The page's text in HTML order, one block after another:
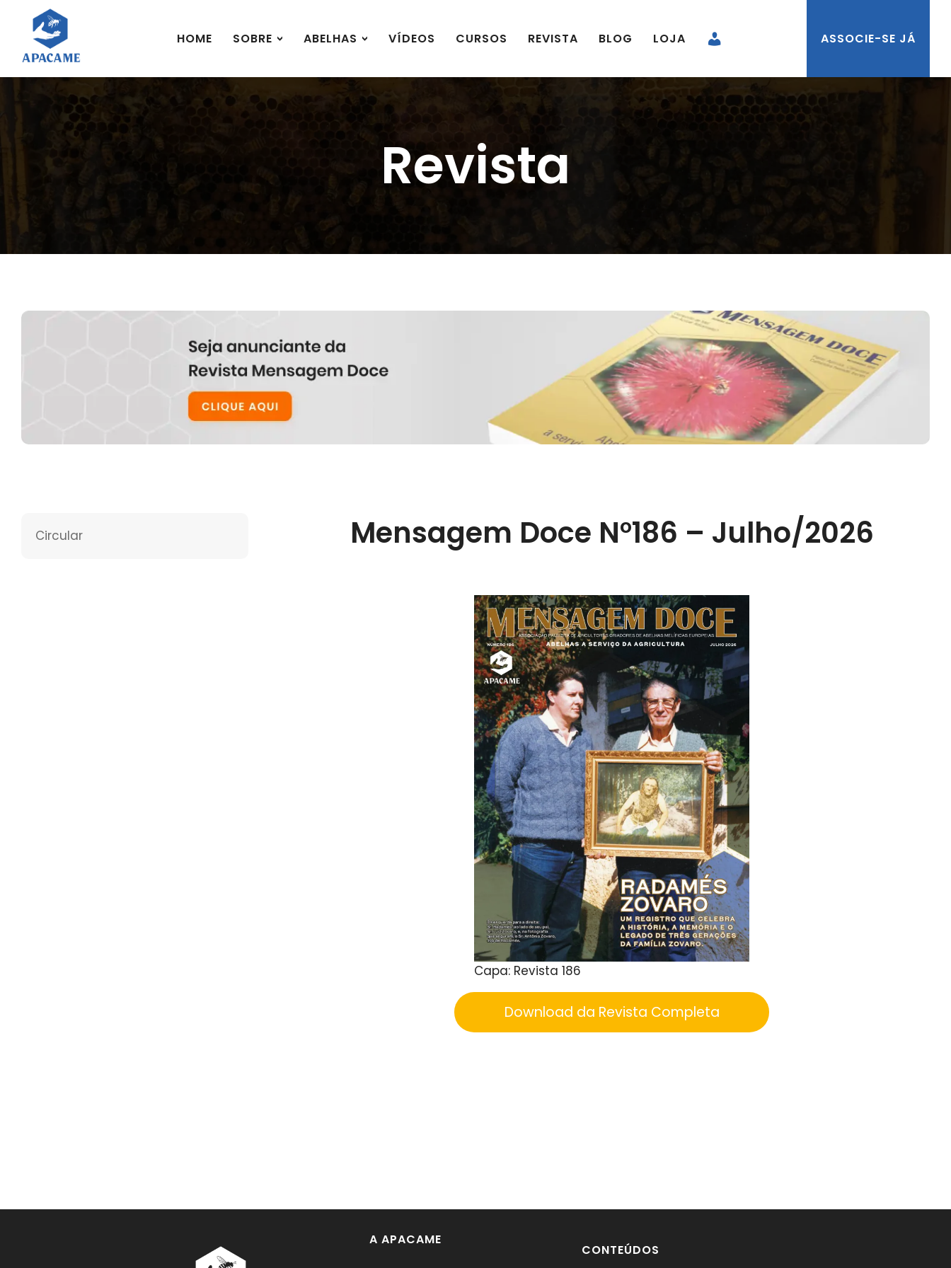
HOME SOBRE ABELHAS VÍDEOS CURSOS REVISTA BLOG LOJA ASSOCIE-SE JÁ
Revista
Circular Mensagem Doce N°186 – Julho/2026
Capa: Revista 186
Download da Revista Completa
A APACAME
CONTEÚDOS